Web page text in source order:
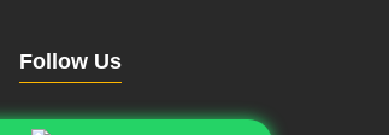
Follow Us